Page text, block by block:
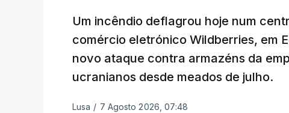
Um incêndio deflagrou hoje num
comércio eletrónico Wildberries, em
novo ataque contra armazéns da
ucranianos desde meados de julho.
Lusa / 7 Agosto 2026, 07:48